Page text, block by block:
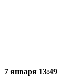
7 января 13:49